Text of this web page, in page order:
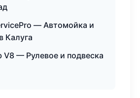
— Автомойка и
Калуга
— Рулевое и подвеска